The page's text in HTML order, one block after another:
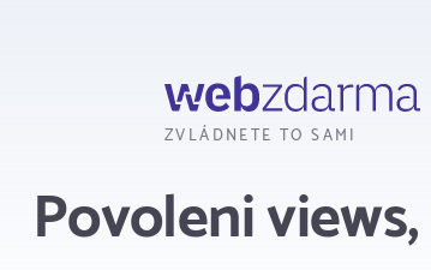
ZVLÁDNETE TO SAMI
Povoleni